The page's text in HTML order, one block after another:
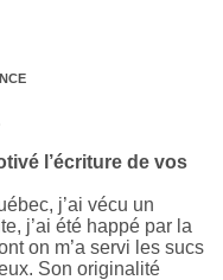
l’écriture de vos
j’ai vécu un
j’ai été happé par la
on m’a servi les sucs
Son originalité